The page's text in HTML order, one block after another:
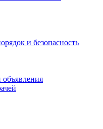
и безопасность
объявления